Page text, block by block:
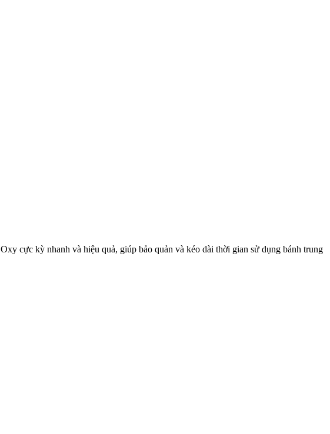
cực kỳ nhanh và hiệu quả, giúp bảo quản và kéo dài thời gian sử dụng bánh trung